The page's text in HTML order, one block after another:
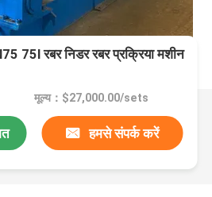
75l रबर निडर रबर प्रक्रिया मशीन
मूल्य：$27,000.00/sets
हमसे संपर्क करें